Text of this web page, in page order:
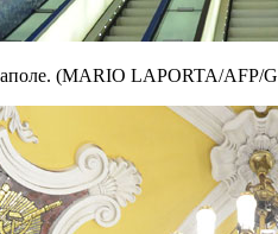
(MARIO LAPORTA/AFP/